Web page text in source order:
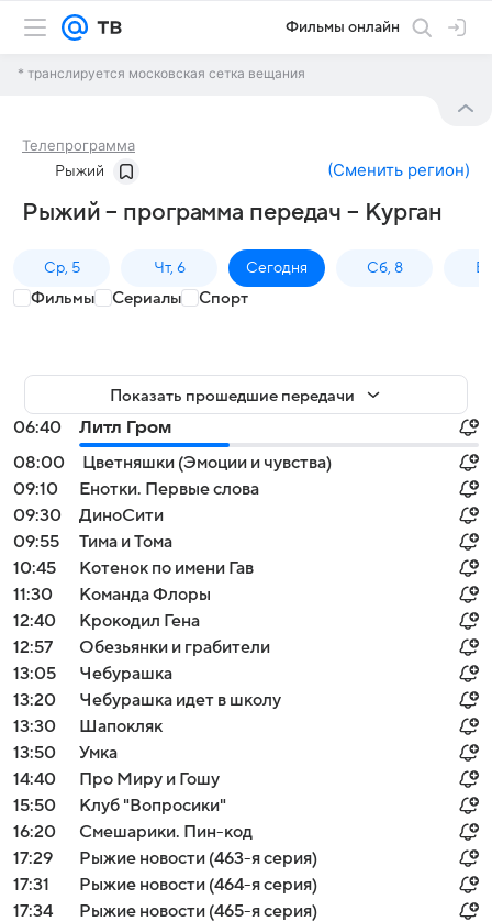
Фильмы онлайн
* транслируется московская сетка вещания
Телепрограмма
Рыжий (Сменить регион)
Рыжий – программа передач – Курган
Ср, 5 Чт, 6 Сегодня Сб, 8
Фильмы Сериалы Спорт
Показать прошедшие передачи
06:40
Литл Гром
08:00
Цветняшки (Эмоции и чувства)
09:10
Енотки. Первые слова
09:30
ДиноСити
09:55
Тима и Тома
10:45
Котенок по имени Гав
11:30
Команда Флоры
12:40
Крокодил Гена
12:57
Обезьянки и грабители
13:05
Чебурашка
13:20
Чебурашка идет в школу
13:30
Шапокляк
13:50
Умка
14:40
Про Миру и Гошу
15:50
Клуб "Вопросики"
16:20
Смешарики. Пин-код
17:29
Рыжие новости (463-я серия)
17:31
Рыжие новости (464-я серия)
17:34
Рыжие новости (465-я серия)